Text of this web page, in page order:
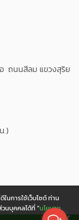
ถนนสีลม แขวงสุริย
.)
นการใช้เว็บไซต์ ท่าน
นบุคคลได้ที่ “นโยบาย